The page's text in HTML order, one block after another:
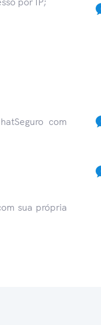
com
sua própria